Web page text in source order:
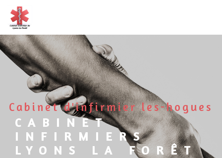
cabinet d'infirmier les-hogues
CABINET
INFIRMIERS
LYONS LA FORÊT
Panneau de gestion des cookies